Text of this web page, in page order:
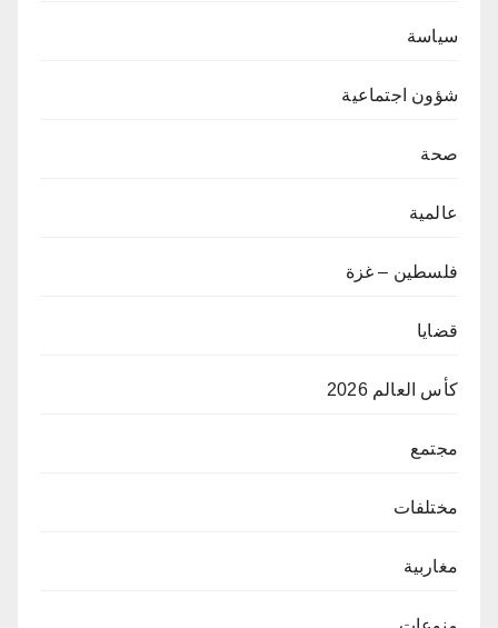
سياسة
شؤون اجتماعية
صحة
عالمية
فلسطين – غزة
قضايا
كأس العالم 2026
مجتمع
مختلفات
مغاربية